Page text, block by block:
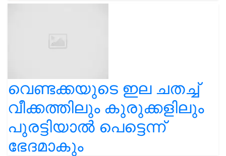
വെണ്ടക്കയുടെ ഇല ചതച്ച്
വീക്കത്തിലും കുരുക്കളിലും
പുരട്ടിയാൽ പെട്ടെന്ന്
ഭേദമാകും